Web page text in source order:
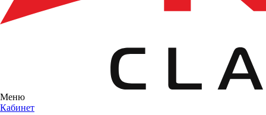
Меню
Кабинет